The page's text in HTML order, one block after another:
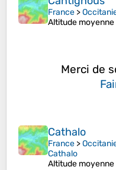
France >
Altitude moyenne
Merci de
Cathalo
France >
Cathalo
Altitude moyenne